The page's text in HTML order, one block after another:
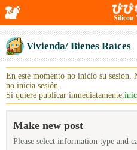
Silicon
Vivienda/ Bienes Raíces
En este momento no inició su sesión.
no inicia sesión.
Si quiere publicar inmediatamente,
Make new post
Please select information type and